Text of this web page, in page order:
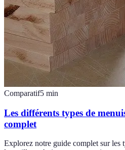
Comparatif5 min
Les différents types de
complet
Explorez notre guide complet sur les